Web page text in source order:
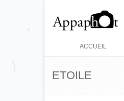
ACCUEIL
ETOILE